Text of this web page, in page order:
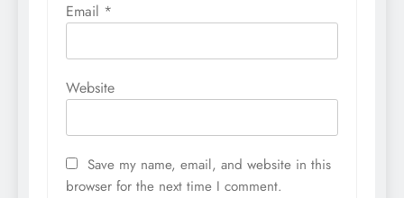
Email *
Website
Save my name, email, and website in this
browser for the next time I comment.